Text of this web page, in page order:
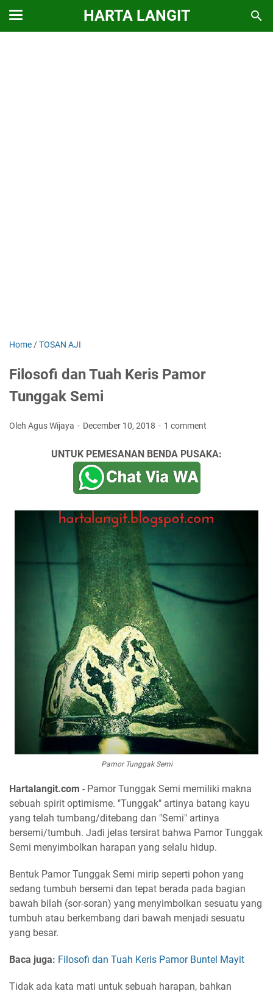
HARTA LANGIT
Home /TOSAN AJI
Filosofi dan Tuah Keris Pamor
Tunggak Semi
Oleh Agus Wijaya December 10, 2018 1 comment
UNTUK PEMESANAN BENDA PUSAKA:
Pamor Tunggak Semi
Hartalangit.com - Pamor Tunggak Semi memiliki makna
sebuah spirit optimisme. "Tunggak" artinya batang kayu
yang telah tumbang/ditebang dan "Semi" artinya
bersemi/tumbuh. Jadi jelas tersirat bahwa Pamor Tunggak
Semi menyimbolkan harapan yang selalu hidup.
Bentuk Pamor Tunggak Semi mirip seperti pohon yang
sedang tumbuh bersemi dan tepat berada pada bagian
bawah bilah (sor-soran) yang menyimbolkan sesuatu yang
tumbuh atau berkembang dari bawah menjadi sesuatu
yang besar.
Baca juga: Filosofi dan Tuah Keris Pamor Buntel Mayit
Tidak ada kata mati untuk sebuah harapan, bahkan